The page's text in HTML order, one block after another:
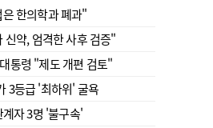
한의학과 폐과"
신약, 엄격한 사후 검증"
통령 "제도 개편 검토"
3등급 '최하위' 굴욕
자 3명 '불구속'